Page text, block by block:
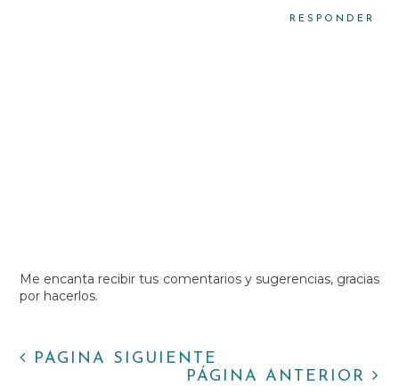
RESPONDER
Me encanta recibir tus comentarios y sugerencias, gracias
por hacerlos.
PÁGINA SIGUIENTE
PÁGINA ANTERIOR